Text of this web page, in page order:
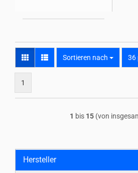
Sortieren nach
Sortieren nach 36
1
1 bis 15(von
Hersteller